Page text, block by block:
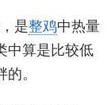
是整鸡中热量
中算是比较低
。